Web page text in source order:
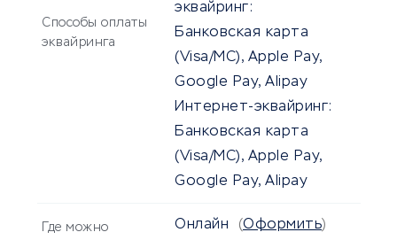
Способы оплаты
эквайринга
эквайринг:
Банковская карта
(Visa/MC), Apple Pay,
Google Pay, Alipay
Интернет-эквайринг:
Банковская карта
(Visa/MC), Apple Pay,
Google Pay, Alipay
Где можно
Онлайн (Оформить)